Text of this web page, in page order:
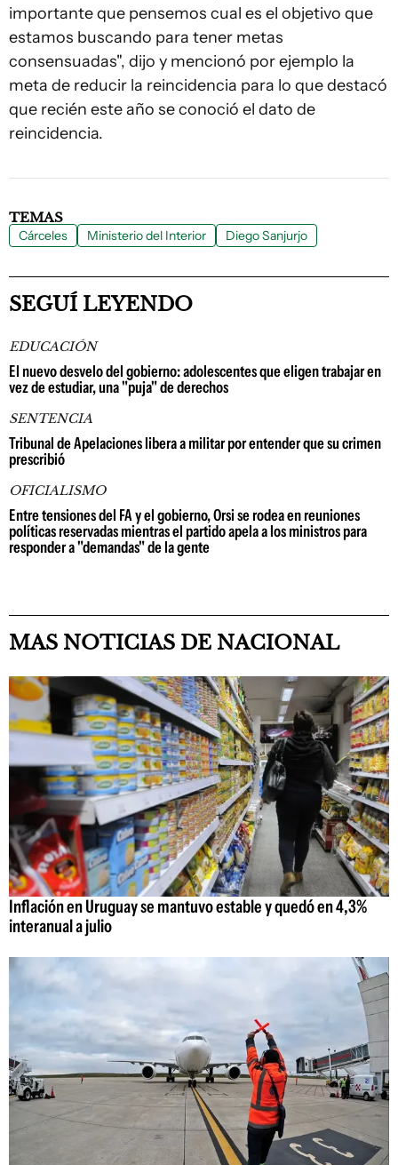
importante que pensemos cual es el objetivo que
estamos buscando para tener metas
consensuadas", dijo y mencionó por ejemplo la
meta de reducir la reincidencia para lo que destacó
que recién este año se conoció el dato de
reincidencia.
TEMAS
Cárceles Ministerio del Interior Diego Sanjurjo
SEGUÍ LEYENDO
EDUCACIÓN
El nuevo desvelo del gobierno: adolescentes que eligen trabajar en
vez de estudiar, una "puja" de derechos
SENTENCIA
Tribunal de Apelaciones libera a militar por entender que su crimen
prescribió
OFICIALISMO
Entre tensiones del FA y el gobierno, Orsi se rodea en reuniones
políticas reservadas mientras el partido apela a los ministros para
responder a "demandas" de la gente
MAS NOTICIAS DE NACIONAL
Inflación en Uruguay se mantuvo estable y quedó en 4,3%
interanual a julio